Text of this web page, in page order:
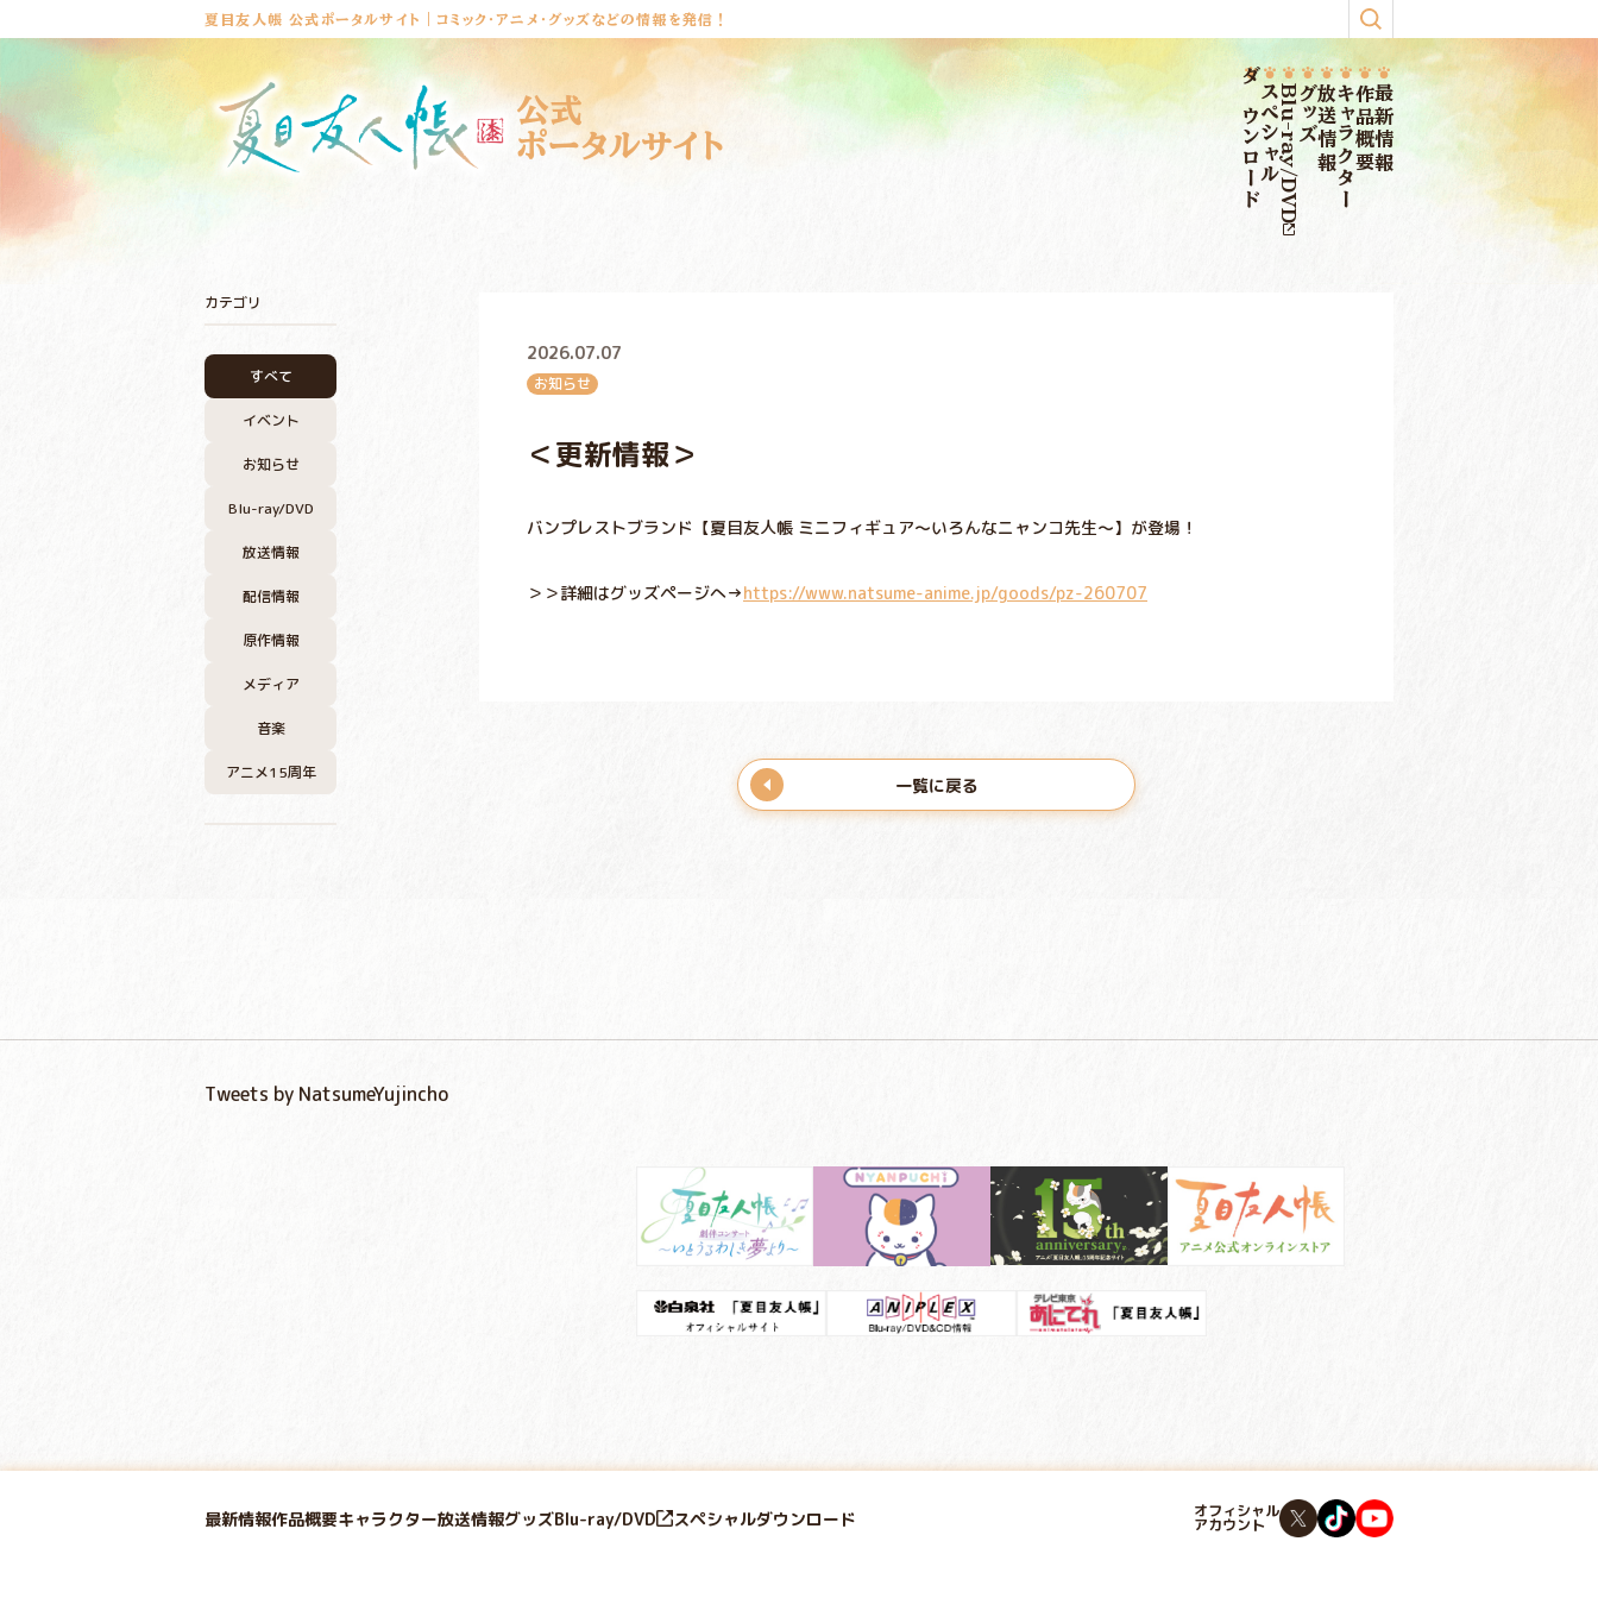
夏目友人帳 公式ポータルサイト｜コミック・アニメ・グッズなどの情報を発信！
公式
ポータルサイト
ダウンロードスペシャルBlu-ray/DVDグッズ放送情報キャラクター作品概要最新情報
カテゴリ
すべて
イベント
お知らせ
Blu-ray/DVD
放送情報
配信情報
原作情報
メディア
音楽
アニメ15周年
2026.07.07
お知らせ
＜更新情報＞
バンプレストブランド【夏目友人帳 ミニフィギュア～いろんなニャンコ先生～】が登場！
＞＞詳細はグッズページへ→https://www.natsume-anime.jp/goods/pz-260707
一覧に戻る
Tweets by NatsumeYujincho
最新情報作品概要キャラクター放送情報グッズBlu-ray/DVD スペシャルダウンロード オフィシャル
アカウント